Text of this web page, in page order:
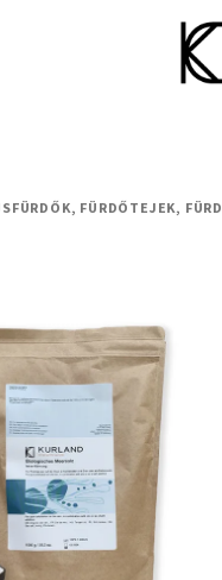
FÜRDŐTEJEK,